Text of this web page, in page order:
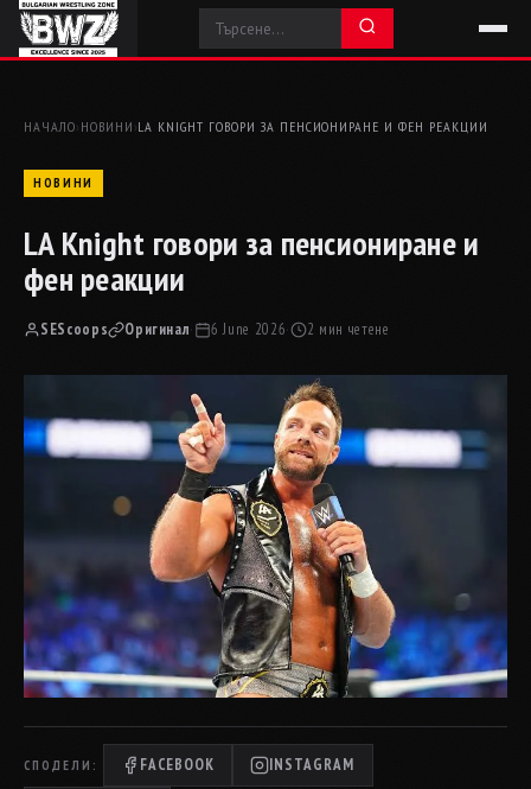
НАЧАЛО› НОВИНИ ›LA KNIGHT ГОВОРИ ЗА ПЕНСИОНИРАНЕ И ФЕН РЕАКЦИИ
НОВИНИ
LA Knight говори за пенсиониране и
фен реакции
SEScoops Оригинал· 6 June 2026· 2 мин четене
СПОДЕЛИ: FACEBOOK INSTAGRAM